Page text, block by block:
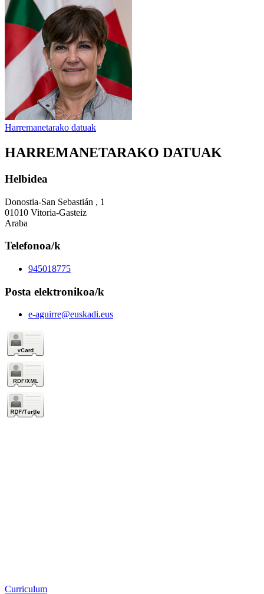
Harremanetarako datuak
HARREMANETARAKO DATUAK
Helbidea
Donostia-San Sebastián , 1
01010 Vitoria-Gasteiz
Araba
Telefonoa/k
945018775
Posta elektronikoa/k
e-aguirre@euskadi.eus
Curriculum